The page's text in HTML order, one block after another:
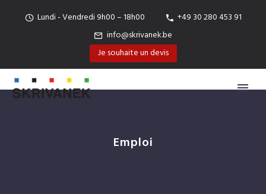
Lundi - Vendredi 9h00 – 18h00
+49 30 280 453 91
info@skrivanek.be
Je souhaite un devis
Emploi